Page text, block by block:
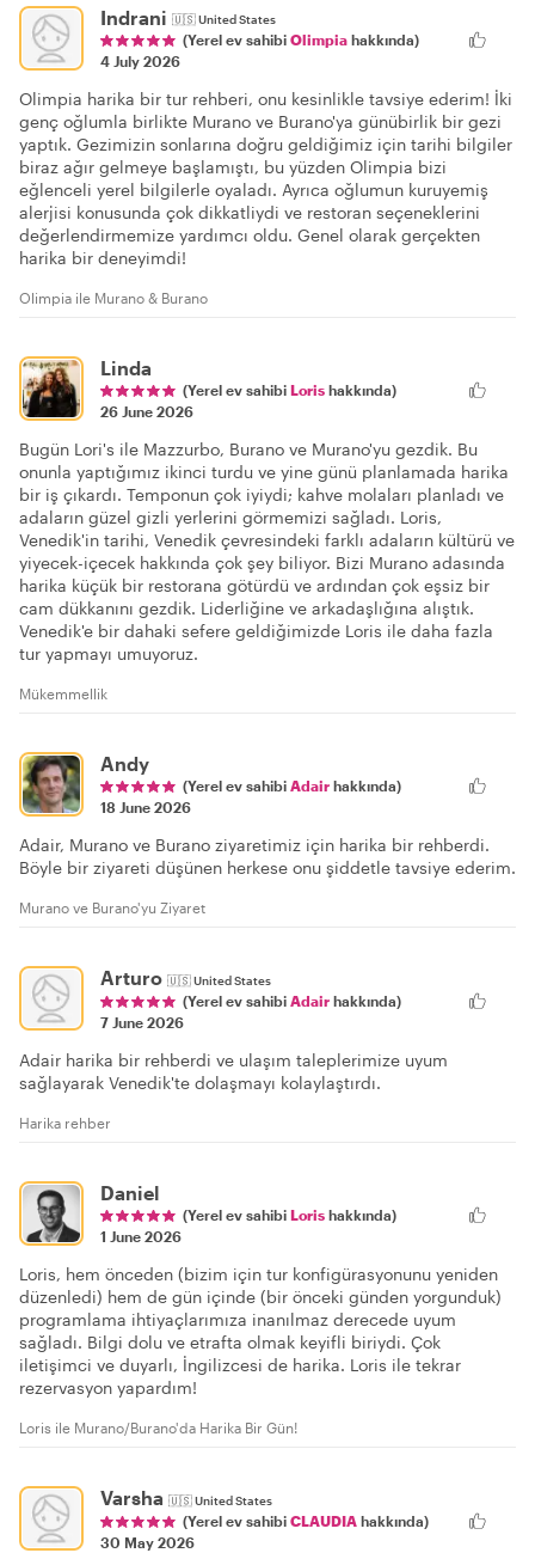
Indrani 🇺🇸United States
(Yerel ev sahibi Olimpia hakkında)
4 July 2026
Olimpia harika bir tur rehberi, onu kesinlikle tavsiye ederim! İki
genç oğlumla birlikte Murano ve Burano'ya günübirlik bir gezi
yaptık. Gezimizin sonlarına doğru geldiğimiz için tarihi bilgiler
biraz ağır gelmeye başlamıştı, bu yüzden Olimpia bizi
eğlenceli yerel bilgilerle oyaladı. Ayrıca oğlumun kuruyemiş
alerjisi konusunda çok dikkatliydi ve restoran seçeneklerini
değerlendirmemize yardımcı oldu. Genel olarak gerçekten
harika bir deneyimdi!
Olimpia ile Murano & Burano
Linda
(Yerel ev sahibi Loris hakkında)
26 June 2026
Bugün Lori's ile Mazzurbo, Burano ve Murano'yu gezdik. Bu
onunla yaptığımız ikinci turdu ve yine günü planlamada harika
bir iş çıkardı. Temponun çok iyiydi; kahve molaları planladı ve
adaların güzel gizli yerlerini görmemizi sağladı. Loris,
Venedik'in tarihi, Venedik çevresindeki farklı adaların kültürü ve
yiyecek-içecek hakkında çok şey biliyor. Bizi Murano adasında
harika küçük bir restorana götürdü ve ardından çok eşsiz bir
cam dükkanını gezdik. Liderliğine ve arkadaşlığına alıştık.
Venedik'e bir dahaki sefere geldiğimizde Loris ile daha fazla
tur yapmayı umuyoruz.
Mükemmellik
Andy
(Yerel ev sahibi Adair hakkında)
18 June 2026
Adair, Murano ve Burano ziyaretimiz için harika bir rehberdi.
Böyle bir ziyareti düşünen herkese onu şiddetle tavsiye ederim.
Murano ve Burano'yu Ziyaret
Arturo 🇺🇸United States
(Yerel ev sahibi Adair hakkında)
7 June 2026
Adair harika bir rehberdi ve ulaşım taleplerimize uyum
sağlayarak Venedik'te dolaşmayı kolaylaştırdı.
Harika rehber
Daniel
(Yerel ev sahibi Loris hakkında)
1 June 2026
Loris, hem önceden (bizim için tur konfigürasyonunu yeniden
düzenledi) hem de gün içinde (bir önceki günden yorgunduk)
programlama ihtiyaçlarımıza inanılmaz derecede uyum
sağladı. Bilgi dolu ve etrafta olmak keyifli biriydi. Çok
iletişimci ve duyarlı, İngilizcesi de harika. Loris ile tekrar
rezervasyon yapardım!
Loris ile Murano/Burano'da Harika Bir Gün!
Varsha 🇺🇸United States
(Yerel ev sahibi CLAUDIA hakkında)
30 May 2026